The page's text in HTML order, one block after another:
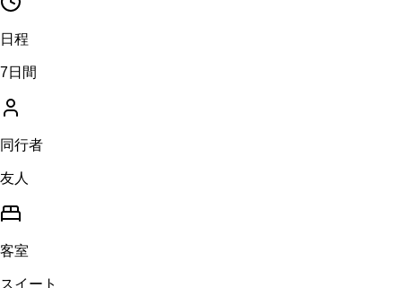
日程
7日間
同行者
友人
客室
スイート